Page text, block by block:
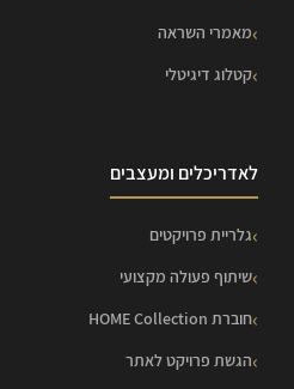
מאמרי השראה
קטלוג דיגיטלי
לאדריכלים ומעצבים
גלריית פרויקטים
שיתוף פעולה מקצועי
חוברת HOME Collection
הגשת פרויקט לאתר